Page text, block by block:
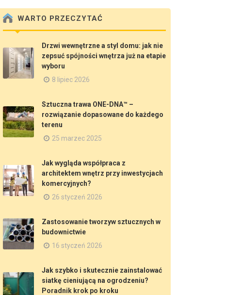
WARTO PRZECZYTAĆ
Drzwi wewnętrzne a styl domu: jak nie
zepsuć spójności wnętrza już na etapie
wyboru
8 lipiec 2026
Sztuczna trawa ONE-DNA™ –
rozwiązanie dopasowane do każdego
terenu
25 marzec 2025
Jak wygląda współpraca z
architektem wnętrz przy inwestycjach
komercyjnych?
26 styczeń 2026
Zastosowanie tworzyw sztucznych w
budownictwie
16 styczeń 2026
Jak szybko i skutecznie zainstalować
siatkę cieniującą na ogrodzeniu?
Poradnik krok po kroku